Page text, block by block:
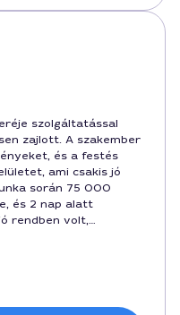
szolgáltatással
zajlott. A szakember
és a festés
ami csakis jó
során 75 000
és 2 nap alatt
rendben volt,